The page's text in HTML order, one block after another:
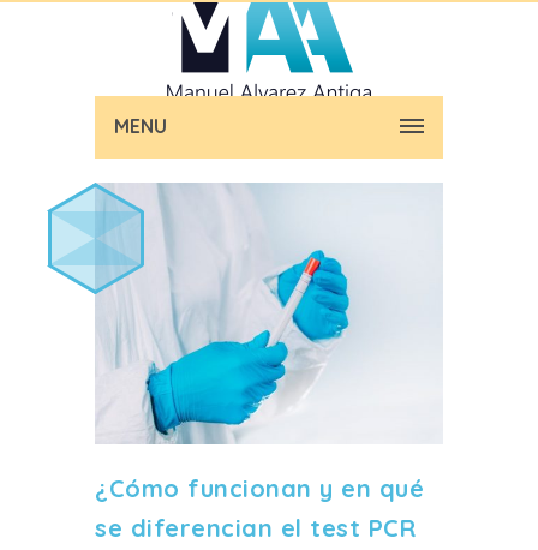
MENU
¿Cómo funcionan y en qué
se diferencian el test PCR